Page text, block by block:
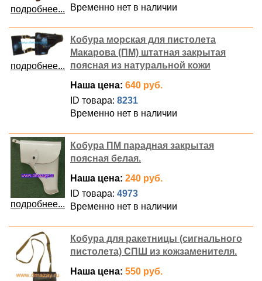
подробнее...
Временно нет в наличии
подробнее...
Кобура морская для пистолета
Макарова (ПМ) штатная закрытая
поясная из натуральной кожи
Наша цена: 640 руб.
ID товара: 8231
Временно нет в наличии
подробнее...
Кобура ПМ парадная закрытая
поясная белая.
Наша цена: 240 руб.
ID товара: 4973
Временно нет в наличии
Кобура для ракетницы (сигнального
пистолета) СПШ из кожзаменителя.
Наша цена: 550 руб.